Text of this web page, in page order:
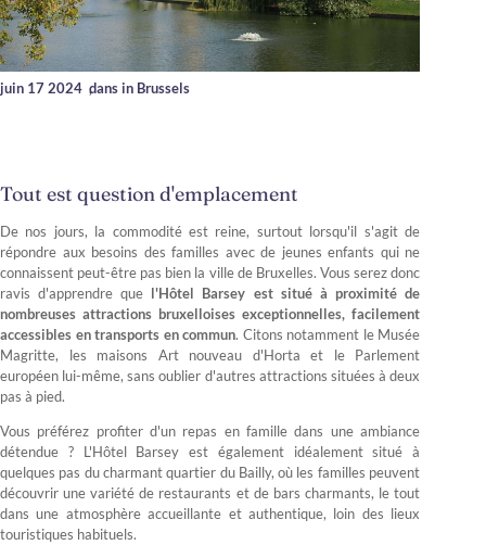
juin 17 2024 ,dans in Brussels
Tout est question d'emplacement
De nos jours, la commodité est reine, surtout lorsqu'il s'agit de
répondre aux besoins des familles avec de jeunes enfants qui ne
connaissent peut-être pas bien la ville de Bruxelles. Vous serez donc
ravis d'apprendre que l'Hôtel Barsey est situé à proximité de
nombreuses attractions bruxelloises exceptionnelles, facilement
accessibles en transports en commun. Citons notamment le Musée
Magritte, les maisons Art nouveau d'Horta et le Parlement
européen lui-même, sans oublier d'autres attractions situées à deux
pas à pied.
Vous préférez profiter d'un repas en famille dans une ambiance
détendue ? L'Hôtel Barsey est également idéalement situé à
quelques pas du charmant quartier du Bailly, où les familles peuvent
découvrir une variété de restaurants et de bars charmants, le tout
dans une atmosphère accueillante et authentique, loin des lieux
touristiques habituels.